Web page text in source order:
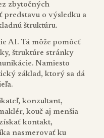
zbytočných
o výsledku a
štruktúru.
AI. Tá môže pomôcť
štruktúre stránky
Namiesto
základ, ktorý sa dá
konzultant,
kouč aj menšia
kontakt,
nasmerovať ku